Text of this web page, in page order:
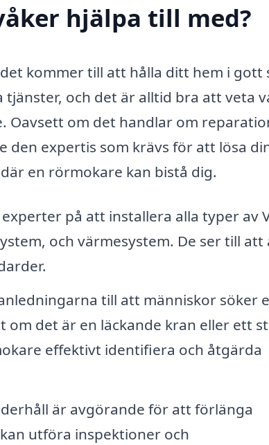
hjälpa till med?
kommer till att hålla ditt hem i gott
och det är alltid bra att veta
Oavsett om det handlar om
expertis som krävs för att lösa
en rörmokare kan bistå dig.
på att installera alla typer av
och värmesystem. De ser till att
till att människor söker
det är en läckande kran eller ett
effektivt identifiera och åtgärda
är avgörande för att förlänga
utföra inspektioner och